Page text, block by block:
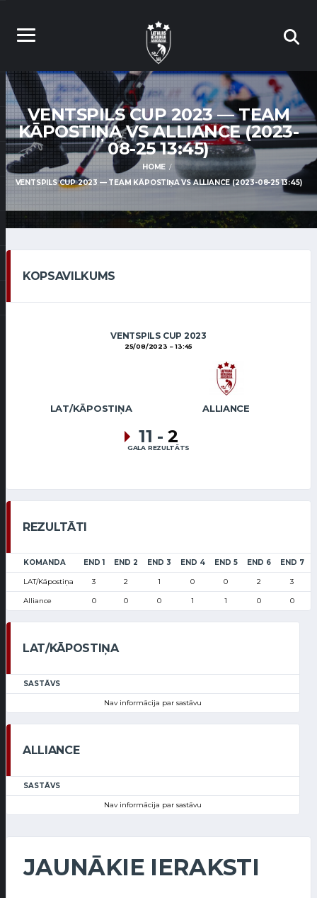
VENTSPILS CUP 2023 — TEAM
KĀPOSTIŅA VS ALLIANCE (2023-
08-25 13:45)
HOME
VENTSPILS CUP 2023 — TEAM KĀPOSTIŅA VS ALLIANCE (2023-08-25 13:45)
KOPSAVILKUMS
VENTSPILS CUP 2023
25/08/2023 13:45
LAT/KĀPOSTIŅA ALLIANCE
11 - 2
GALA REZULTĀTS
REZULTĀTI
KOMANDA END 1 END 2 END 3 END 4 END 5 END 6 END 7
LAT/Kāpostiņa 3 2 1 0 0 2 3
Alliance 0 0 0 1 1 0 0
LAT/KĀPOSTIŅA
SASTĀVS
Nav informācija par sastāvu
ALLIANCE
SASTĀVS
Nav informācija par sastāvu
JAUNĀKIE IERAKSTI